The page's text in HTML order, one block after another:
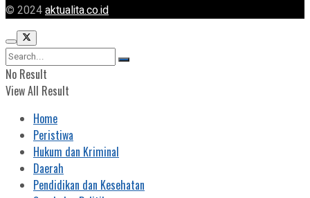
© 2024aktualita.co.id
No Result
View All Result
Home
Peristiwa
Hukum dan Kriminal
Daerah
Pendidikan dan Kesehatan